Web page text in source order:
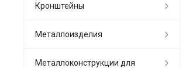
Кронштейны
Металлоизделия
Металлоконструкции для